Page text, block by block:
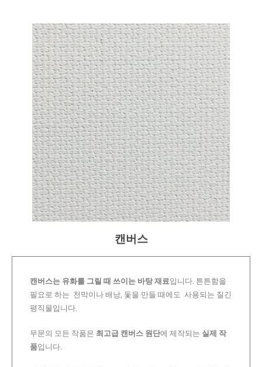
캔버스
캔버스는 유화를 그릴 때 쓰이는 바탕 재료입니다. 튼튼함을
필요로 하는 천막이나 배낭, 돛을 만들 때에도 사용되는 질긴
평직물입니다.
무문의 모든 작품은 최고급 캔버스 원단에 제작되는 실제 작
품입니다.